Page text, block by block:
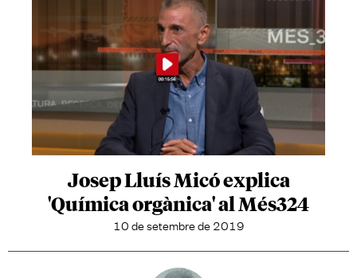
Josep Lluís Micó explica
'Química orgànica' al Més324
10 de setembre de 2019